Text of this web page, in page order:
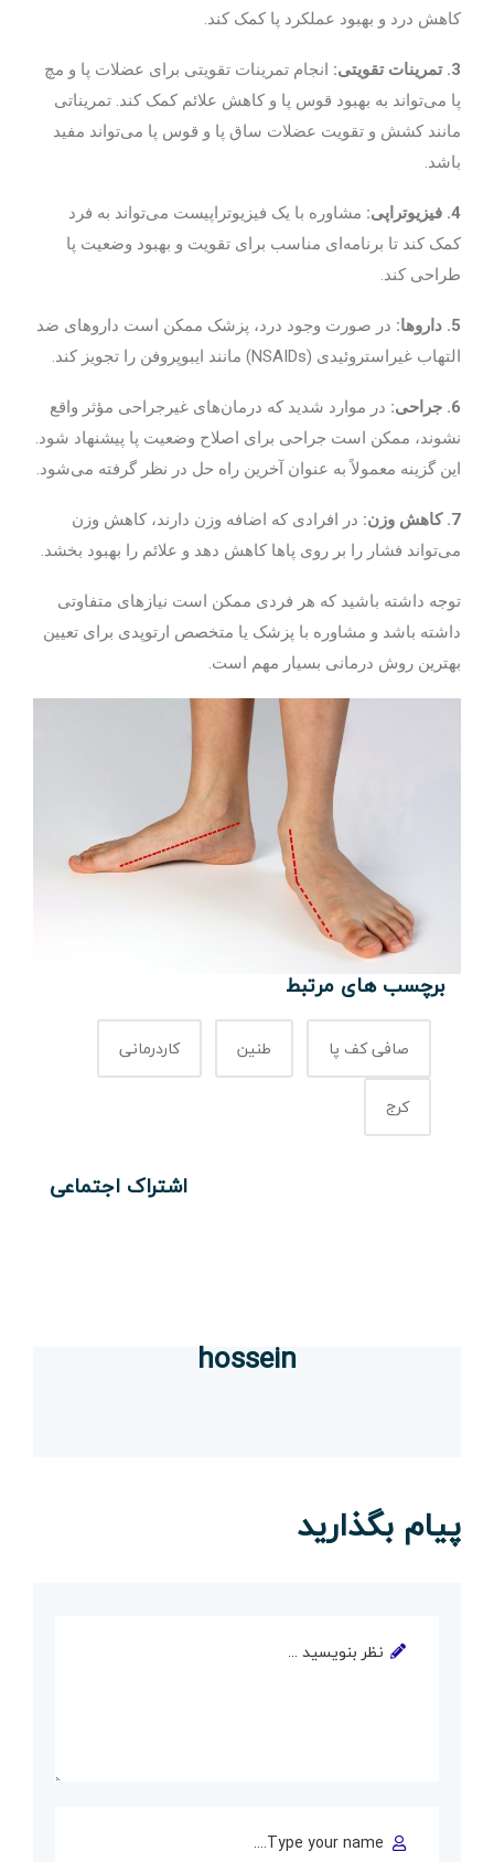
کاهش درد و بهبود عملکرد پا کمک کند.
3. تمرینات تقویتی:
انجام تمرینات تقویتی برای عضلات پا و مچ
پا می‌تواند به بهبود قوس پا و کاهش علائم کمک کند. تمریناتی
مانند کشش و تقویت عضلات ساق پا و قوس پا می‌تواند مفید
باشد.
4. فیزیوتراپی:
مشاوره با یک فیزیوتراپیست می‌تواند به فرد
کمک کند تا برنامه‌ای مناسب برای تقویت و بهبود وضعیت پا
طراحی کند.
5. داروها:
در صورت وجود درد، پزشک ممکن است داروهای ضد
التهاب غیراستروئیدی (NSAIDs) مانند ایبوپروفن را تجویز کند.
6. جراحی:
در موارد شدید که درمان‌های غیرجراحی مؤثر واقع
نشوند، ممکن است جراحی برای اصلاح وضعیت پا پیشنهاد شود.
این گزینه معمولاً به عنوان آخرین راه حل در نظر گرفته می‌شود.
7. کاهش وزن:
در افرادی که اضافه وزن دارند، کاهش وزن
می‌تواند فشار را بر روی پاها کاهش دهد و علائم را بهبود بخشد.
توجه داشته باشید که هر فردی ممکن است نیازهای متفاوتی
داشته باشد و مشاوره با پزشک یا متخصص ارتوپدی برای تعیین
بهترین روش درمانی بسیار مهم است.
برچسب های مرتبط
صافی کف پا طنین کاردرمانی
کرج
اشتراک اجتماعی
hossein
پیام بگذارید